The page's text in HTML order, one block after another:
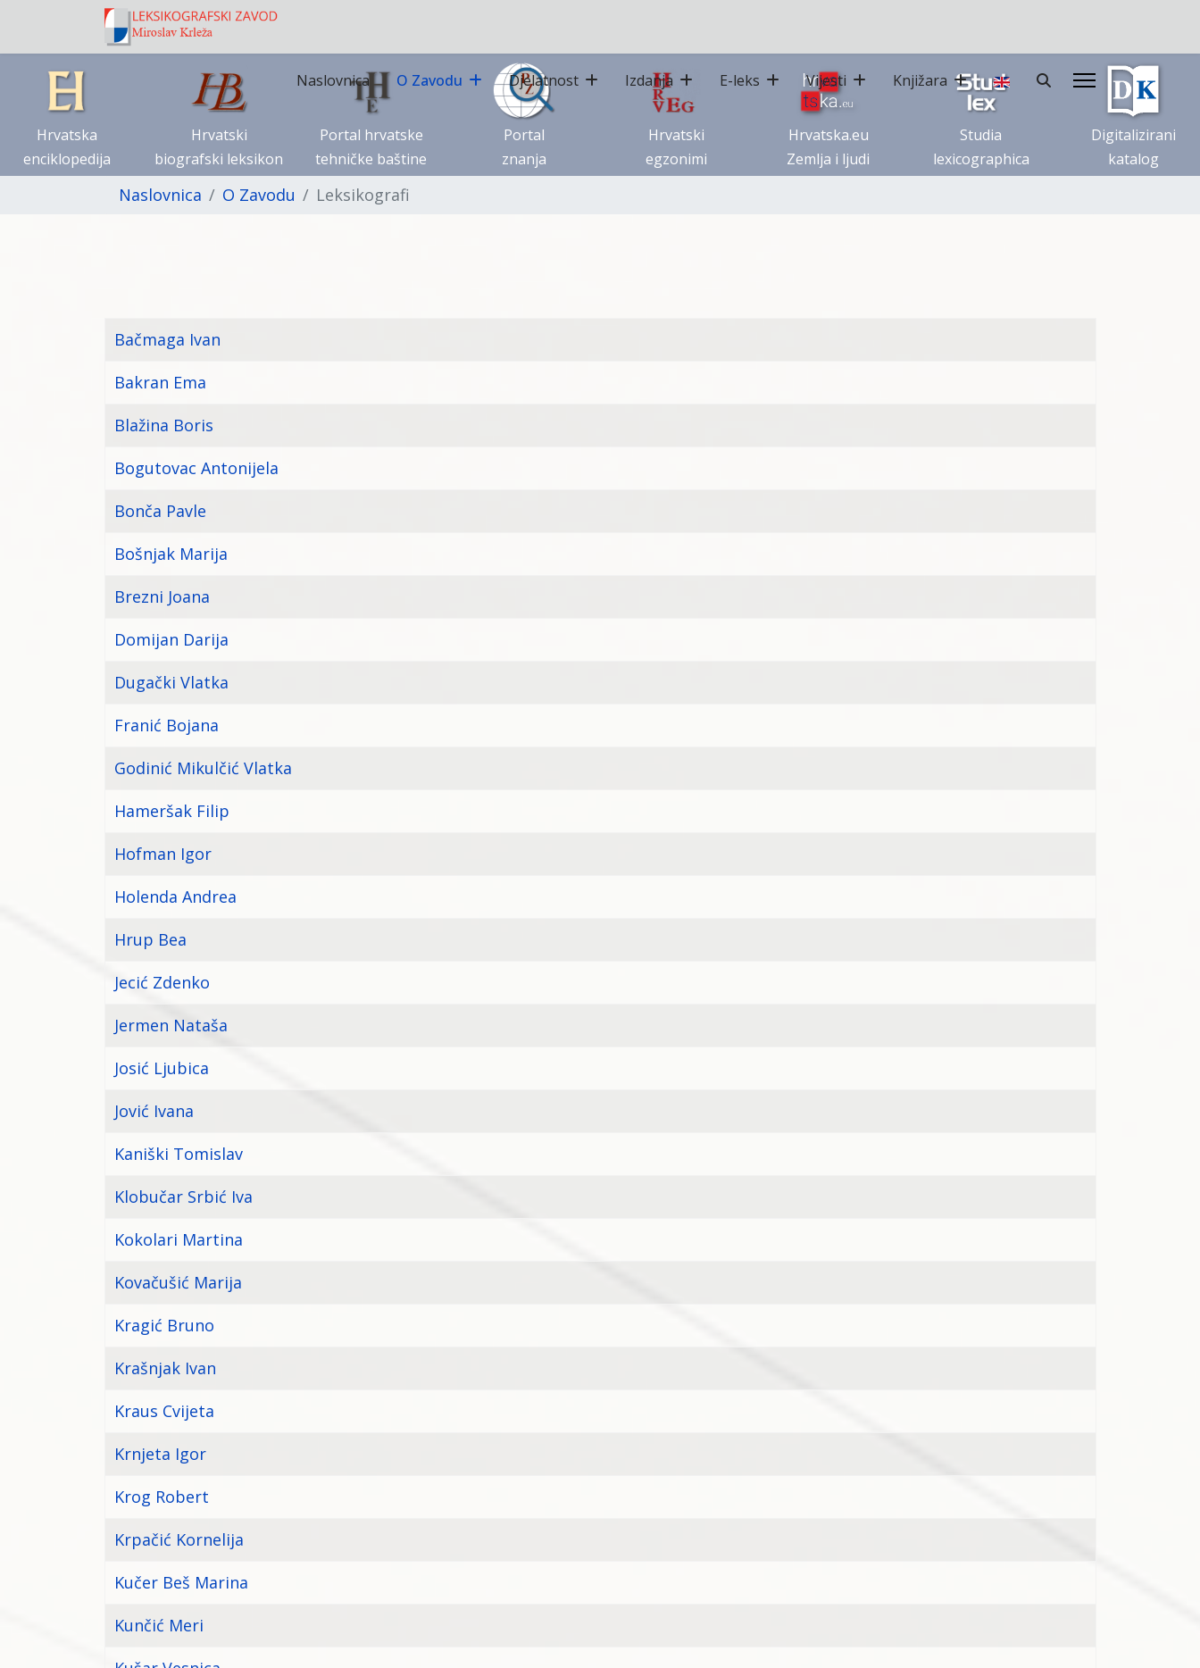
Naslovnica O Zavodu Djelatnost Izdanja E-leks Vijesti Knjižara
Hrvatska
enciklopedija
Hrvatski
biografski leksikon
Portal hrvatske
tehničke baštine
Portal
znanja
Hrvatski
egzonimi
Hrvatska.eu
Zemlja i ljudi
Studia
lexicographica
Digitalizirani
katalog
Naslovnica O Zavodu Leksikografi
Članci
Naziv
Bačmaga Ivan
Bakran Ema
Blažina Boris
Bogutovac Antonijela
Bonča Pavle
Bošnjak Marija
Brezni Joana
Domijan Darija
Dugački Vlatka
Franić Bojana
Godinić Mikulčić Vlatka
Hameršak Filip
Hofman Igor
Holenda Andrea
Hrup Bea
Jecić Zdenko
Jermen Nataša
Josić Ljubica
Jović Ivana
Kaniški Tomislav
Klobučar Srbić Iva
Kokolari Martina
Kovačušić Marija
Kragić Bruno
Krašnjak Ivan
Kraus Cvijeta
Krnjeta Igor
Krog Robert
Krpačić Kornelija
Kučer Beš Marina
Kunčić Meri